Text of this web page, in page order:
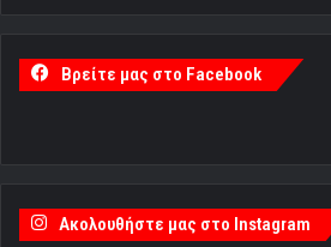
Βρείτε μας στο Facebook
Ακολουθήστε μας στο Instagram